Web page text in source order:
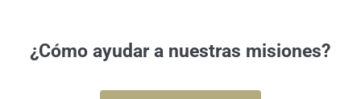
¿Cómo ayudar a nuestras misiones?